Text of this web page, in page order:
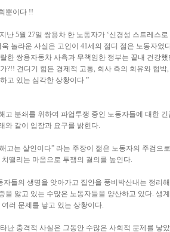
뿐이다 !!
난 5월 27일 쌍용차 한 노동자가 ‘신경성 스트레스
놀라운 사실은 고인이 41세의 젊디 젊은 노동자
한 쌍용자동차 사측과 무책임한 정부는 끝내 건강
?!! 견디기 힘든 경제적 고통, 회사 측의 회유와 협
고 있는 심각한 상황이다 ”
고 분쇄를 위하여 파업투쟁 중인 노동자들에 대한
와 같이 입장과 요구를 밝힌다.
고는 살인이다” 라는 주장이 젊은 노동자의 주검으
떨리는 마음으로 투쟁의 결의를 높인다.
자들의 생명을 앗아가고 집안을 풍비박산내는 정리
을 앓고 있는 수많은 노동자들을 양산하고 있다. 생
러 문제를 낳고 있는 상황이다.
난 충격적 사실은 그동안 수많은 사회적 문제를 낳